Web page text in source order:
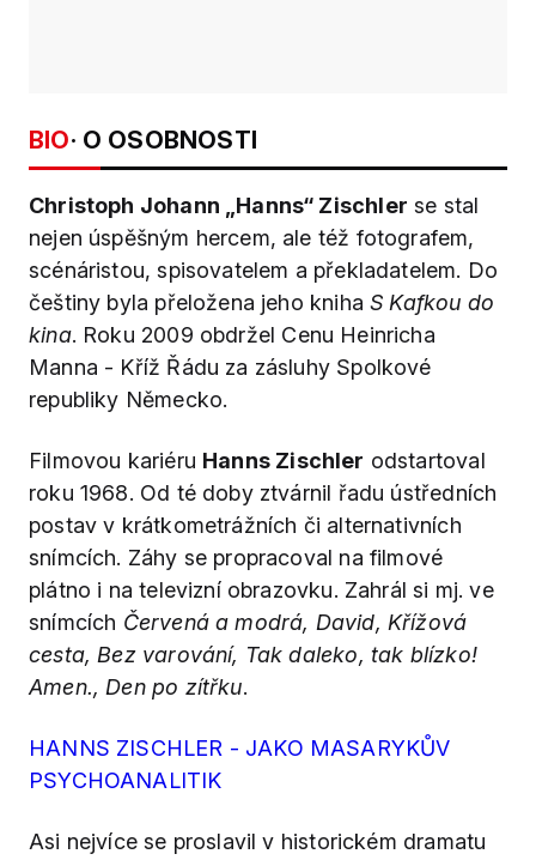
BIO· O OSOBNOSTI
Christoph Johann „Hanns“ Zischler se stal
nejen úspěšným hercem, ale též fotografem,
scénáristou, spisovatelem a překladatelem. Do
češtiny byla přeložena jeho knihaS Kafkou do
kina. Roku 2009 obdržel Cenu Heinricha
Manna - Kříž Řádu za zásluhy Spolkové
republiky Německo.
Filmovou kariéru Hanns Zischler odstartoval
roku 1968. Od té doby ztvárnil řadu ústředních
postav v krátkometrážních či alternativních
snímcích. Záhy se propracoval na filmové
plátno i na televizní obrazovku. Zahrál si mj. ve
snímcích Červená a modrá, David, Křížová
cesta, Bez varování, Tak daleko, tak blízko!
Amen., Den po zítřku.
HANNS ZISCHLER - JAKO MASARYKŮV
PSYCHOANALITIK
Asi nejvíce se proslavil v historickém dramatu